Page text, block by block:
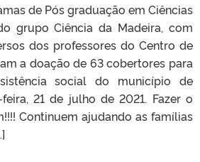
de Pós graduação em Ciências
grupo Ciência da Madeira, com
dos professores do Centro de
a doação de 63 cobertores para
social do município de
21 de julho de 2021. Fazer o
Continuem ajudando as famílias